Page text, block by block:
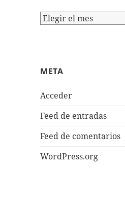
Archivo
META
Acceder
Feed de entradas
Feed de comentarios
WordPress.org